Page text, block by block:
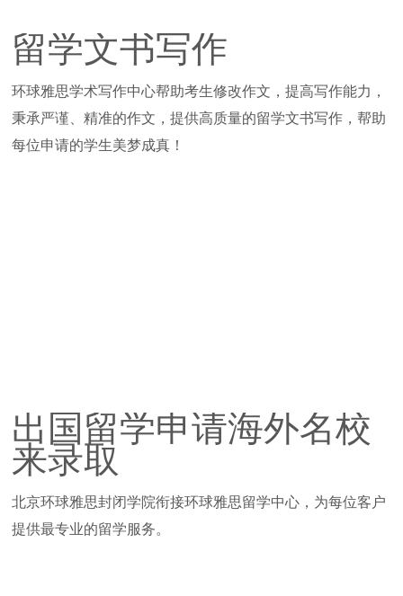
留学文书写作
环球雅思学术写作中心帮助考生修改作文，提高写作能力，
秉承严谨、精准的作文，提供高质量的留学文书写作，帮助
每位申请的学生美梦成真！
出国留学申请海外名校
来录取
北京环球雅思封闭学院衔接环球雅思留学中心，为每位客户
提供最专业的留学服务。